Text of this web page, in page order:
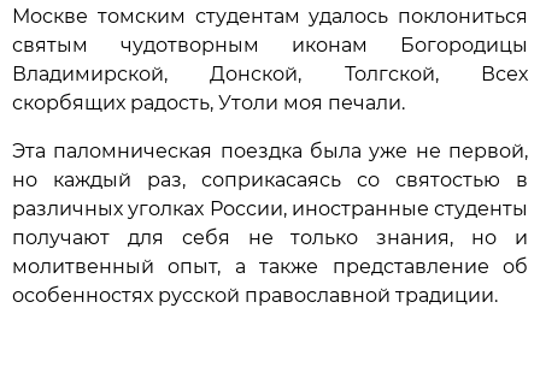
Москве томским студентам удалось поклониться
святым чудотворным иконам Богородицы
Владимирской, Донской, Толгской, Всех
скорбящих радость, Утоли моя печали.
Эта паломническая поездка была уже не первой,
но каждый раз, соприкасаясь со святостью в
различных уголках России, иностранные студенты
получают для себя не только знания, но и
молитвенный опыт, а также представление об
особенностях русской православной традиции.